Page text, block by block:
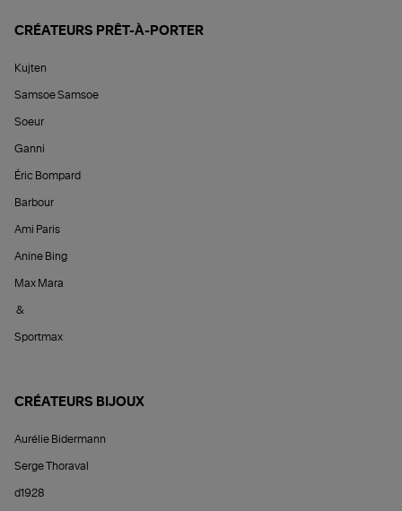
CRÉATEURS PRÊT-À-PORTER
Kujten
Samsoe Samsoe
Soeur
Ganni
Éric Bompard
Barbour
Ami Paris
Anine Bing
Max Mara
&
Sportmax
CRÉATEURS BIJOUX
Aurélie Bidermann
Serge Thoraval
d1928